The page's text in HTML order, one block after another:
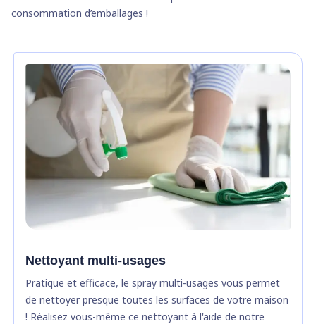
consommation d’emballages !
Nettoyant multi-usages
Pratique et efficace, le spray multi-usages vous permet
de nettoyer presque toutes les surfaces de votre maison
! Réalisez vous-même ce nettoyant à l'aide de notre